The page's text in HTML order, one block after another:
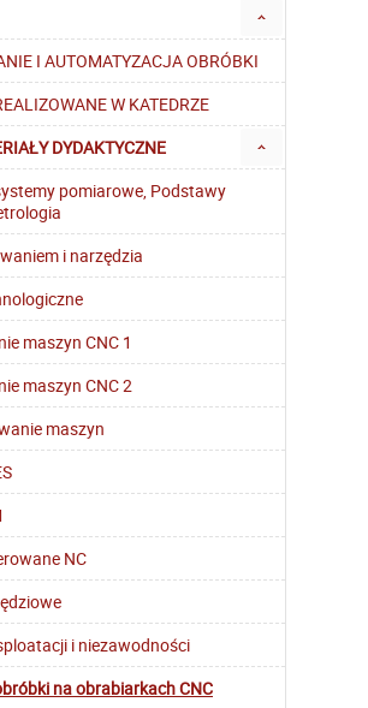
I AUTOMATYZACJA OBRÓBKI
W KATEDRZE
DYDAKTYCZNE
pomiarowe, Podstawy
i narzędzia
maszyn CNC 1
maszyn CNC 2
maszyn
NC
i niezawodności
na obrabiarkach CNC